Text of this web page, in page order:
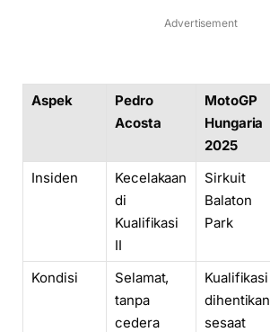
Advertisement
Aspek
Pedro
Acosta
MotoGP
Hungaria
2025
Insiden
Kecelakaan
di
Kualifikasi
II
Sirkuit
Balaton
Park
Kondisi
Selamat,
tanpa
cedera
Kualifikasi
dihentikan
sesaat